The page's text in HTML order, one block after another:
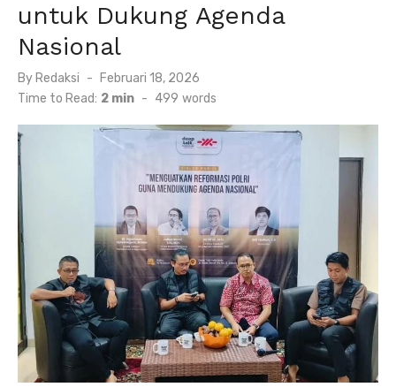
untuk Dukung Agenda
Nasional
By Redaksi
Posted
on
Februari 18, 2026
Time to Read: 2 min - 499 words